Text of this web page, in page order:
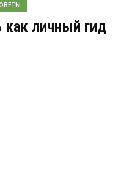
как личный гид